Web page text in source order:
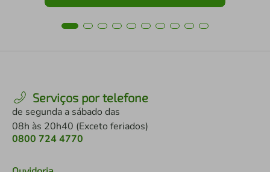
Serviços por telefone
de segunda a sábado das
08h às 20h40 (Exceto feriados)
0800 724 4770